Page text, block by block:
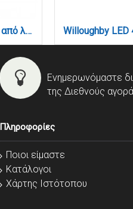
Κρεμαστό φωτιστικό από λευκό γυαλί 1XE27 D:30cm (4409-Β-Λευκό)
Ενημερωνόμαστε
της Διεθνούς
Πληροφορίες
Ποιοι είμαστε
Κατάλογοι
Χάρτης Ιστότοπου